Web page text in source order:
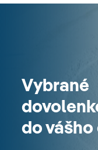
Vybrané
do